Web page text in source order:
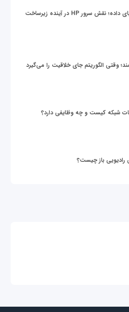
زیر پوست دنیای داده؛ نقش سرور HP در آینده زیرساخت
وقتی الگوریتم جای خلاقیت را می‌گیرد
شبکه کیست و چه وظایفی دارد؟
باز چیست؟